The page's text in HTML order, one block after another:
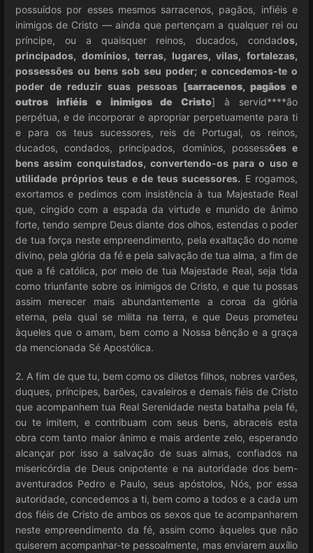
possuídos por esses mesmos sarracenos, pagãos, infiéis e
inimigos de Cristo — ainda que pertençam a qualquer rei ou
príncipe, ou a quaisquer reinos, ducados, condados,
principados, domínios, terras, lugares, vilas, fortalezas,
possessões ou bens sob seu poder; e concedemos-te o
poder de reduzir suas pessoas [sarracenos, pagãos e
outros infiéis e inimigos de Cristo] à servid****ão
perpétua, e de incorporar e apropriar perpetuamente para ti
e para os teus sucessores, reis de Portugal, os reinos,
ducados, condados, principados, domínios, possessões e
bens assim conquistados, convertendo-os para o uso e
utilidade próprios teus e de teus sucessores. E rogamos,
exortamos e pedimos com insistência à tua Majestade Real
que, cingido com a espada da virtude e munido de ânimo
forte, tendo sempre Deus diante dos olhos, estendas o poder
de tua força neste empreendimento, pela exaltação do nome
divino, pela glória da fé e pela salvação de tua alma, a fim de
que a fé católica, por meio de tua Majestade Real, seja tida
como triunfante sobre os inimigos de Cristo, e que tu possas
assim merecer mais abundantemente a coroa da glória
eterna, pela qual se milita na terra, e que Deus prometeu
àqueles que o amam, bem como a Nossa bênção e a graça
da mencionada Sé Apostólica.
2. A fim de que tu, bem como os diletos filhos, nobres varões,
duques, príncipes, barões, cavaleiros e demais fiéis de Cristo
que acompanhem tua Real Serenidade nesta batalha pela fé,
ou te imitem, e contribuam com seus bens, abraceis esta
obra com tanto maior ânimo e mais ardente zelo, esperando
alcançar por isso a salvação de suas almas, confiados na
misericórdia de Deus onipotente e na autoridade dos bem-
aventurados Pedro e Paulo, seus apóstolos, Nós, por essa
autoridade, concedemos a ti, bem como a todos e a cada um
dos fiéis de Cristo de ambos os sexos que te acompanharem
neste empreendimento da fé, assim como àqueles que não
quiserem acompanhar-te pessoalmente, mas enviarem auxílio